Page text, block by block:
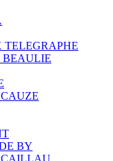
BEAULIE
BY
CAILLAU